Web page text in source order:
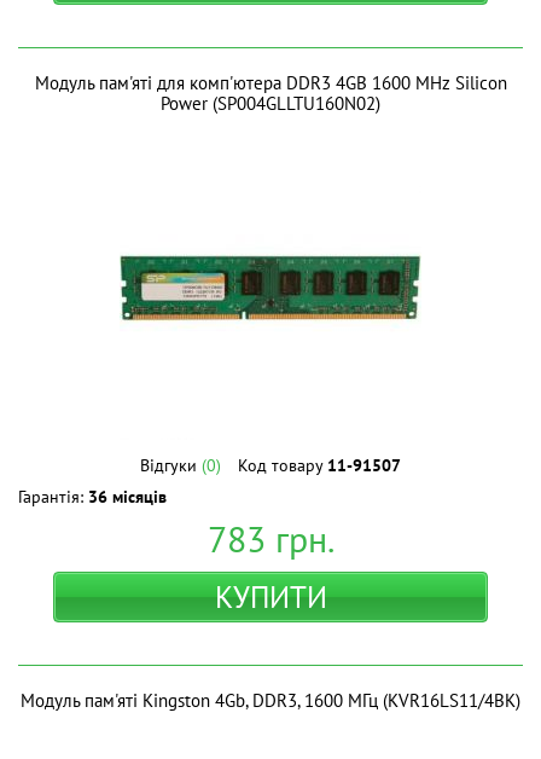
Модуль пам'яті для комп'ютера DDR3 4GB 1600 MHz Silicon
Power (SP004GLLTU160N02)
Відгуки (0) Код товару 11-91507
Гарантія: 36 місяців
783 грн.
КУПИТИ
Модуль пам'яті Kingston 4Gb, DDR3, 1600 МГц (KVR16LS11/4BK)